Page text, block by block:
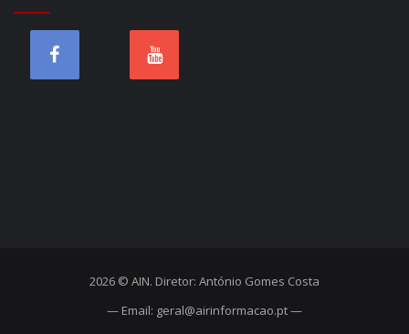
2026 © AIN. Diretor: António Gomes Costa
— Email: geral@airinformacao.pt —